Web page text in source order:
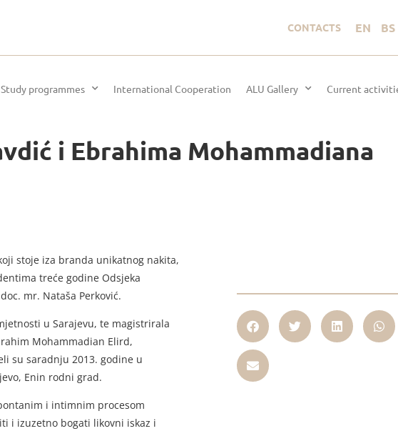
CONTACTS EN BS
Study programmes International Cooperation ALU Gallery Current
i Ebrahima Mohammadiana
stoje iza branda unikatnog nakita,
treće godine Odsjeka
mr. Nataša Perković.
u Sarajevu, te magistrirala
Mohammadian Elird,
su saradnju 2013. godine u
Enin rodni grad.
i intimnim procesom
i izuzetno bogati likovni iskaz i